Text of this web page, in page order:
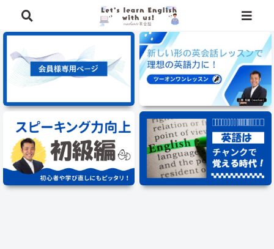
⭐️英語学習に役立つ、豪華特典を無料でプレゼント中⭐️